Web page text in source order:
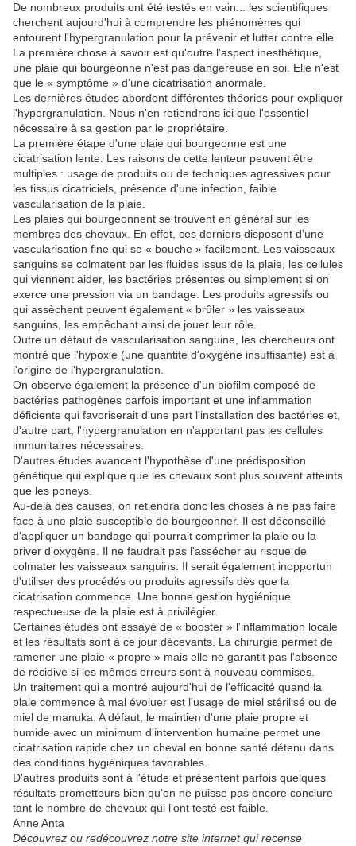
De nombreux produits ont été testés en vain... les scientifiques
cherchent aujourd'hui à comprendre les phénomènes qui
entourent l'hypergranulation pour la prévenir et lutter contre elle.
La première chose à savoir est qu'outre l'aspect inesthétique,
une plaie qui bourgeonne n'est pas dangereuse en soi. Elle n'est
que le « symptôme » d'une cicatrisation anormale.
Les dernières études abordent différentes théories pour expliquer
l'hypergranulation. Nous n'en retiendrons ici que l'essentiel
nécessaire à sa gestion par le propriétaire.
La première étape d'une plaie qui bourgeonne est une
cicatrisation lente. Les raisons de cette lenteur peuvent être
multiples : usage de produits ou de techniques agressives pour
les tissus cicatriciels, présence d'une infection, faible
vascularisation de la plaie.
Les plaies qui bourgeonnent se trouvent en général sur les
membres des chevaux. En effet, ces derniers disposent d'une
vascularisation fine qui se « bouche » facilement. Les vaisseaux
sanguins se colmatent par les fluides issus de la plaie, les cellules
qui viennent aider, les bactéries présentes ou simplement si on
exerce une pression via un bandage. Les produits agressifs ou
qui assèchent peuvent également « brûler » les vaisseaux
sanguins, les empêchant ainsi de jouer leur rôle.
Outre un défaut de vascularisation sanguine, les chercheurs ont
montré que l'hypoxie (une quantité d'oxygène insuffisante) est à
l'origine de l'hypergranulation.
On observe également la présence d'un biofilm composé de
bactéries pathogènes parfois important et une inflammation
déficiente qui favoriserait d'une part l'installation des bactéries et,
d'autre part, l'hypergranulation en n'apportant pas les cellules
immunitaires nécessaires.
D'autres études avancent l'hypothèse d'une prédisposition
génétique qui explique que les chevaux sont plus souvent atteints
que les poneys.
Au-delà des causes, on retiendra donc les choses à ne pas faire
face à une plaie susceptible de bourgeonner. Il est déconseillé
d'appliquer un bandage qui pourrait comprimer la plaie ou la
priver d'oxygène. Il ne faudrait pas l'assécher au risque de
colmater les vaisseaux sanguins. Il serait également inopportun
d'utiliser des procédés ou produits agressifs dès que la
cicatrisation commence. Une bonne gestion hygiénique
respectueuse de la plaie est à privilégier.
Certaines études ont essayé de « booster » l'inflammation locale
et les résultats sont à ce jour décevants. La chirurgie permet de
ramener une plaie « propre » mais elle ne garantit pas l'absence
de récidive si les mêmes erreurs sont à nouveau commises.
Un traitement qui a montré aujourd'hui de l'efficacité quand la
plaie commence à mal évoluer est l'usage de miel stérilisé ou de
miel de manuka. A défaut, le maintien d'une plaie propre et
humide avec un minimum d'intervention humaine permet une
cicatrisation rapide chez un cheval en bonne santé détenu dans
des conditions hygiéniques favorables.
D'autres produits sont à l'étude et présentent parfois quelques
résultats prometteurs bien qu'on ne puisse pas encore conclure
tant le nombre de chevaux qui l'ont testé est faible.
Anne Anta
Découvrez ou redécouvrez notre site internet qui recense